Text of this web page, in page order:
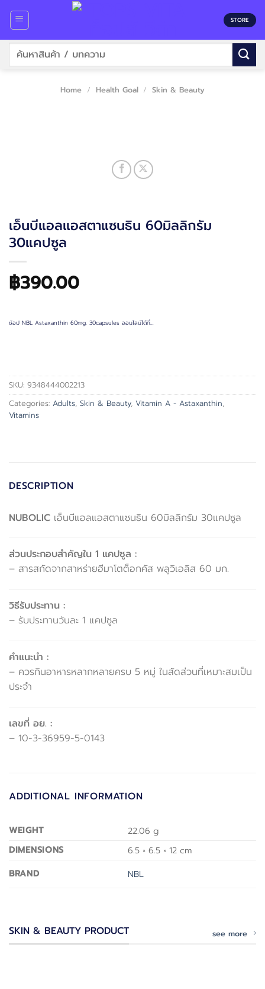
content
STORE
Search
Home / Health Goal / Skin & Beauty
เอ็นบีแอลแอสตาแซนธิน 60มิลลิกรัม
30แคปซูล
฿390.00
ช้อป NBL Astaxanthin 60mg. 30capsules ออนไลน์ได้ที่…
SKU: 9348444002213
Categories: Adults, Skin & Beauty, Vitamin A - Astaxanthin,
Vitamins
DESCRIPTION
NUBOLIC เอ็นบีแอลแอสตาแซนธิน 60มิลลิกรัม 30แคปซูล
ส่วนประกอบสำคัญใน 1 แคปซูล :
– สารสกัดจากสาหร่ายฮีมาโตต็อกคัส พลูวิเอลิส 60 มก.
วิธีรับประทาน :
– รับประทานวันละ 1 แคปซูล
คำแนะนำ :
– ควรกินอาหารหลากหลายครบ 5 หมู่ ในสัดส่วนที่เหมาะสมเป็น
ประจำ
เลขที่ อย. :
– 10-3-36959-5-0143
ADDITIONAL INFORMATION
WEIGHT
22.06 g
DIMENSIONS
6.5 × 6.5 × 12 cm
BRAND
NBL
SKIN & BEAUTY PRODUCT see more